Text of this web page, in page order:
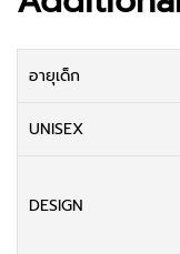
อายุเด็ก
UNISEX
DESIGN